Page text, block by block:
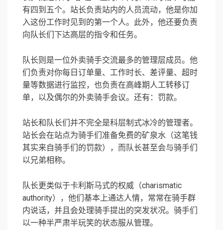
有四到五个。站长负责站内的人员流动，他是你加
入这份工作时见到的第一个人。此外，他还要负责
向队长们下达高层的指令和任务。
队长则是一位外卖骑手交流最多的管理层成员。他
们负责对你每日订单量、工作时长、差评量、超时
量等数据进行监控，也负责在高峰期人工转移订
单，以及偶尔的外卖骑手会议。还有：罚款。
站长和队长们并不完全是科层制式冰冷的管理者。
站长会在站点为骑手们准备免费的矿泉水（这笔钱
其实来自骑手们的罚款），而队长甚至会与骑手们
以兄弟相称。
队长更类似于卡利斯马式的权威（charismatic
authority），他们基本上通达人情，常常在骑手群
内说话，并且会处理骑手提出的突发状况。骑手们
以一种半严肃半玩笑的状态服从管理。